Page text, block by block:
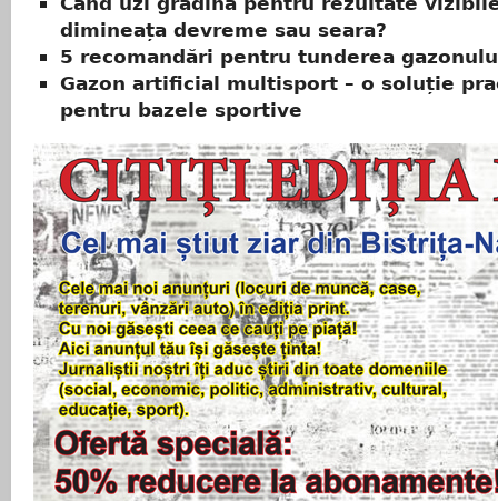
dimineața devreme sau seara?
5 recomandări pentru tunderea
Gazon artificial multisport – o soluție
pentru bazele sportive